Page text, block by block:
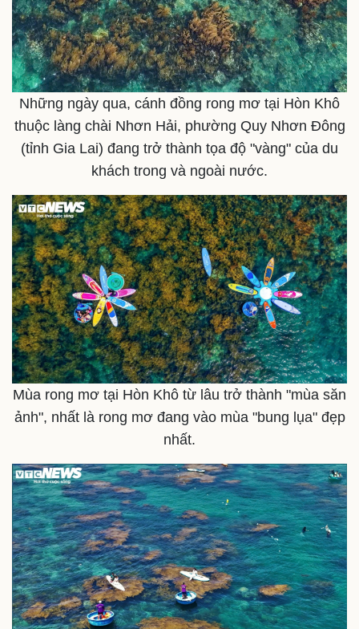
Quan sát
Cuộc sống đó đây
Hồ sơ
Video
Ảnh
E-Magazine
Infographic
Những ngày qua, cánh đồng rong mơ tại Hòn Khô
thuộc làng chài Nhơn Hải, phường Quy Nhơn Đông
(tỉnh Gia Lai) đang trở thành tọa độ "vàng" của du
khách trong và ngoài nước.
Mùa rong mơ tại Hòn Khô từ lâu trở thành "mùa săn
ảnh", nhất là rong mơ đang vào mùa "bung lụa" đẹp
nhất.